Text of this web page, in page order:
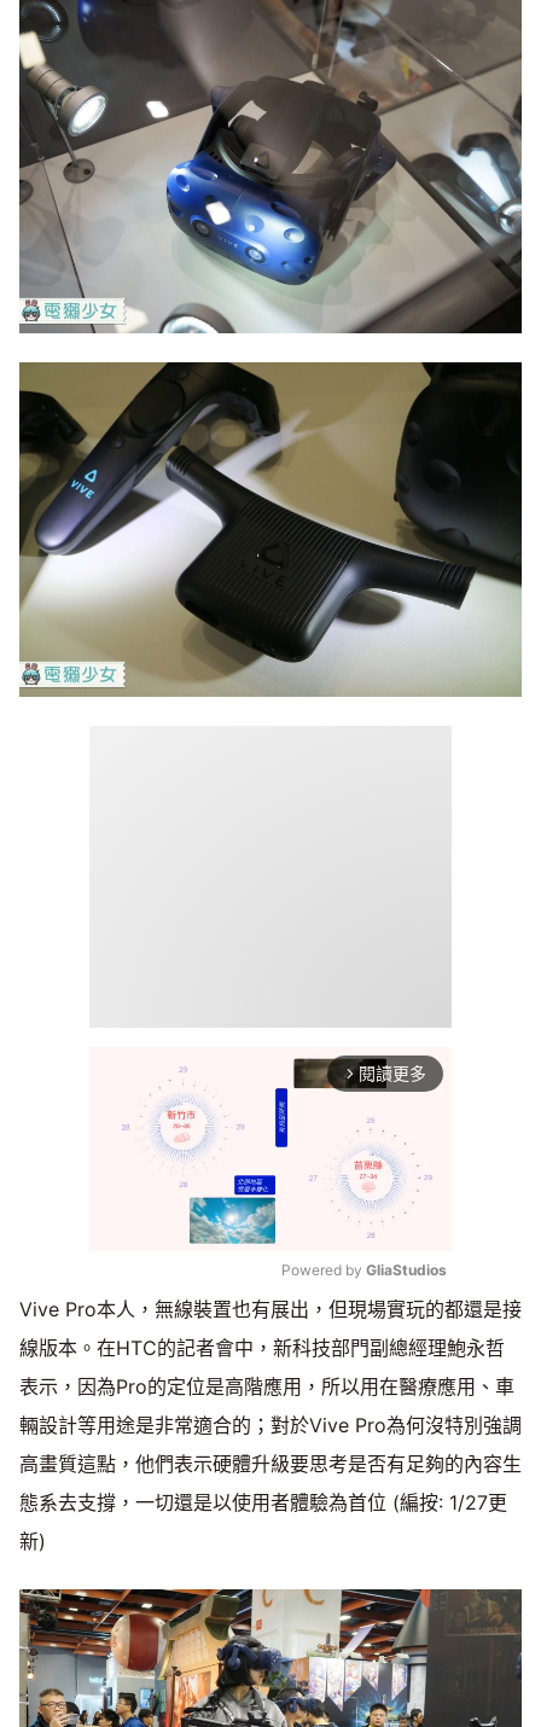
arrow_forward_ios 閱讀更多
Mute
Powered by GliaStudios
Vive Pro本人，無線裝置也有展出，但現場實玩的都還是接
線版本。在HTC的記者會中，新科技部門副總經理鮑永哲
表示，因為Pro的定位是高階應用，所以用在醫療應用、車
輛設計等用途是非常適合的；對於Vive Pro為何沒特別強調
高畫質這點，他們表示硬體升級要思考是否有足夠的內容生
態系去支撐，一切還是以使用者體驗為首位 (編按: 1/27更
新)